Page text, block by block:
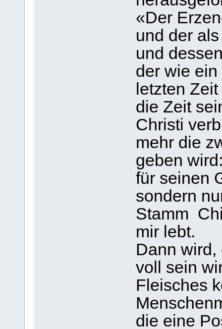
«Der
und der
und
der wie
letzten
die Zeit
Christi
mehr die
geben
für seinen
sondern
Stamm
mir lebt.
Dann wird,
voll sein
Fleisches
die eine